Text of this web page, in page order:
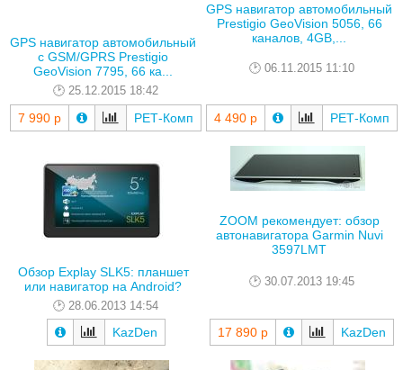
GPS навигатор автомобильный
с GSM/GPRS Prestigio
GeoVision 7795, 66 ка...
25.12.2015 18:42
7 990 р РЕТ-Комп
GPS навигатор автомобильный
Prestigio GeoVision 5056, 66
каналов, 4GB,...
06.11.2015 11:10
4 490 р РЕТ-Комп
Обзор Explay SLK5: планшет
или навигатор на Android?
28.06.2013 14:54
KazDen
ZOOM рекомендует: обзор
автонавигатора Garmin Nuvi
3597LMT
30.07.2013 19:45
17 890 р KazDen